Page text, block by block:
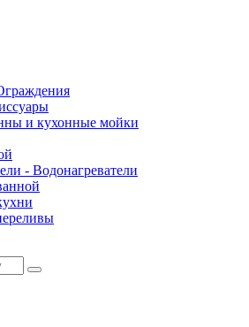
и кухонные мойки
- Водонагреватели